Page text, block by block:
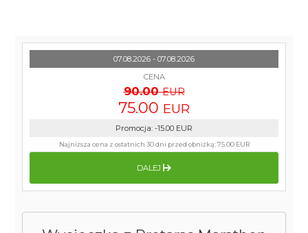
07.08.2026 - 07.08.2026
CENA
90.00 EUR
75.00 EUR
Promocja: -15.00 EUR
Najniższa cena z ostatnich 30 dni przed obniżką:75.00 EUR
DALEJ